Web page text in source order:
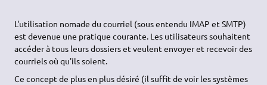
L'utilisation nomade du courriel (sous entendu IMAP et SMTP)
est devenue une pratique courante. Les utilisateurs souhaitent
accéder à tous leurs dossiers et veulent envoyer et recevoir des
courriels où qu'ils soient.
Ce concept de plus en plus désiré (il suffit de voir les systèmes